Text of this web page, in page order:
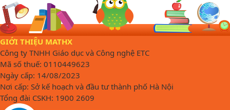
GIỚI THIỆU MATHX
Công ty TNHH Giáo dục và Công nghệ ETC
Mã số thuế: 0110449623
Ngày cấp: 14/08/2023
Nơi cấp: Sở kế hoạch và đầu tư thành phố Hà Nội
Tổng đài CSKH: 1900 2609